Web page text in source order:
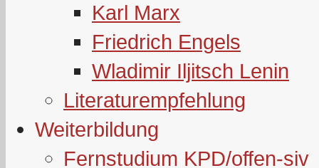
Karl Marx
Friedrich Engels
Wladimir Iljitsch Lenin
Literaturempfehlung
Weiterbildung
Fernstudium KPD/offen-siv